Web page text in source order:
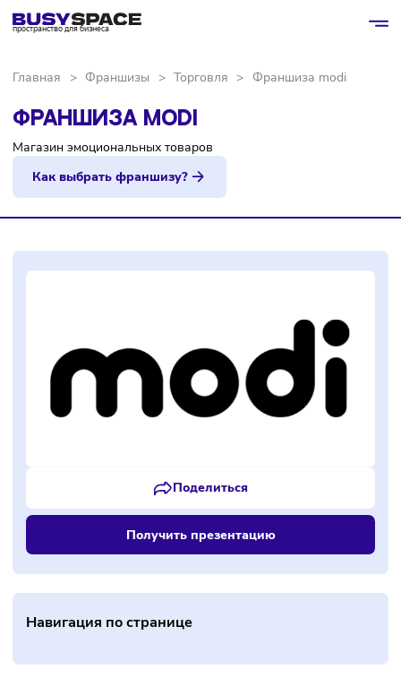
пространство для бизнеса
Главная > Франшизы > Торговля > Франшиза modi
ФРАНШИЗА MODI
Магазин эмоциональных товаров
Как выбрать франшизу?
Поделиться
Получить презентацию